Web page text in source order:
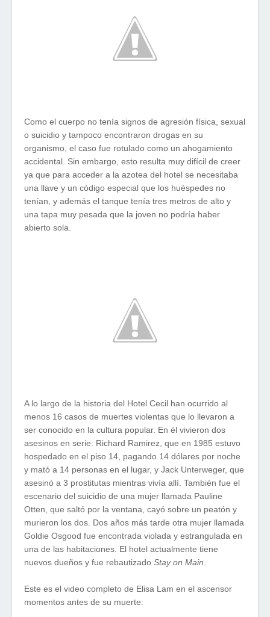
Como el cuerpo no tenía signos de agresión física, sexual
o suicidio y tampoco encontraron drogas en su
organismo, el caso fue rotulado como un ahogamiento
accidental. Sin embargo, esto resulta muy difícil de creer
ya que para acceder a la azotea del hotel se necesitaba
una llave y un código especial que los huéspedes no
tenían, y además el tanque tenía tres metros de alto y
una tapa muy pesada que la joven no podría haber
abierto sola.
A lo largo de la historia del Hotel Cecil han ocurrido al
menos 16 casos de muertes violentas que lo llevaron a
ser conocido en la cultura popular. En él vivieron dos
asesinos en serie: Richard Ramirez, que en 1985 estuvo
hospedado en el piso 14, pagando 14 dólares por noche
y mató a 14 personas en el lugar, y Jack Unterweger, que
asesinó a 3 prostitutas mientras vivía allí. También fue el
escenario del suicidio de una mujer llamada Pauline
Otten, que saltó por la ventana, cayó sobre un peatón y
murieron los dos. Dos años más tarde otra mujer llamada
Goldie Osgood fue encontrada violada y estrangulada en
una de las habitaciones. El hotel actualmente tiene
nuevos dueños y fue rebautizado Stay on Main
Este es el video completo de Elisa Lam en el ascensor
momentos antes de su muerte: